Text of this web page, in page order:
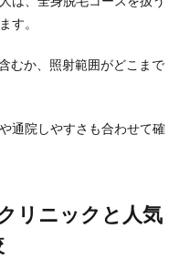
す。
むか、照射範囲がどこまで
通院しやすさも合わせて確
リニックと人気